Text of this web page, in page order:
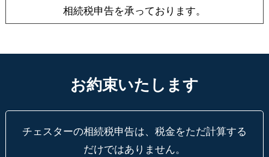
相続税申告を承っております。
お約束いたします
チェスターの相続税申告は、税金をただ計算する
だけではありません。